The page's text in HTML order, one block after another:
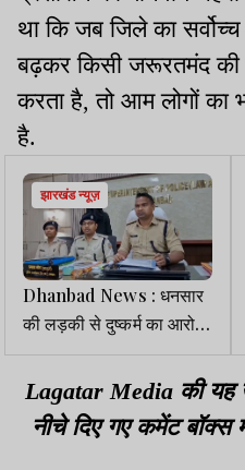
था कि जब जिले का
बढ़कर किसी जरूरतमंद
करता है, तो आम लोगों का
है.
झारखंड न्यूज़
Dhanbad News : धनसार
की लड़की से दुष्कर्म का आरोपी
बिहार से गिरफ्तार
Lagatar Media की
नीचे दिए गए कमेंट बॉक्स